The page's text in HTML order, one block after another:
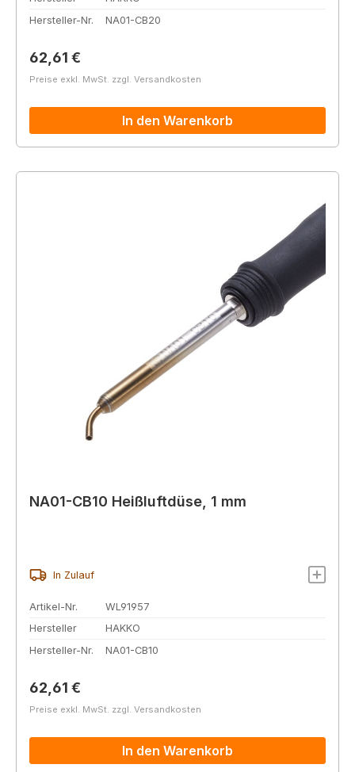
Hersteller-Nr.
NA01-CB20
Regulärer Preis:
62,61 €
Preise exkl. MwSt. zzgl. Versandkosten
In den Warenkorb
NA01-CB10 Heißluftdüse, 1 mm
In Zulauf
Artikel-Nr.
WL91957
Hersteller
HAKKO
Hersteller-Nr.
NA01-CB10
Regulärer Preis:
62,61 €
Preise exkl. MwSt. zzgl. Versandkosten
In den Warenkorb